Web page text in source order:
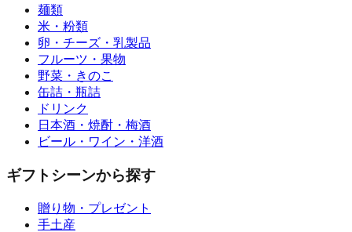
麺類
米・粉類
卵・チーズ・乳製品
フルーツ・果物
野菜・きのこ
缶詰・瓶詰
ドリンク
日本酒・焼酎・梅酒
ビール・ワイン・洋酒
ギフトシーンから探す
贈り物・プレゼント
手土産